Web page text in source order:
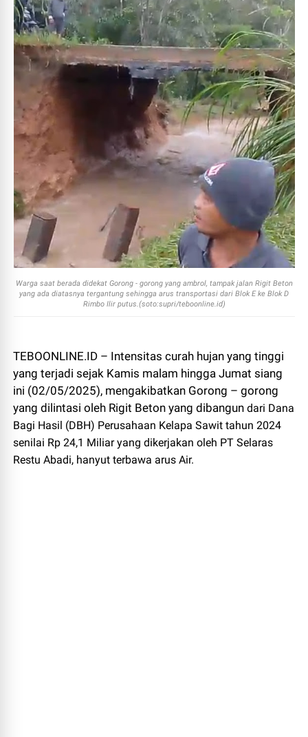
Warga saat berada didekat Gorong - gorong yang ambrol, tampak jalan Rigit Beton
yang ada diatasnya tergantung sehingga arus transportasi dari Blok E ke Blok D
Rimbo Ilir putus.(soto:supri/teboonline.id)
TEBOONLINE.ID – Intensitas curah hujan yang tinggi
yang terjadi sejak Kamis malam hingga Jumat siang
ini (02/05/2025), mengakibatkan Gorong – gorong
yang dilintasi oleh Rigit Beton yang dibangundari Dana
Bagi Hasil (DBH) Perusahaan Kelapa Sawit tahun 2024
senilai Rp 24,1 Miliar yang dikerjakan oleh PT Selaras
Restu Abadi, hanyut terbawa arus Air.